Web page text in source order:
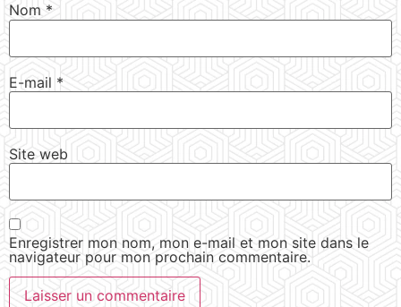
Nom *
E-mail *
Site web
Enregistrer mon nom, mon e-mail et mon site dans le
navigateur pour mon prochain commentaire.